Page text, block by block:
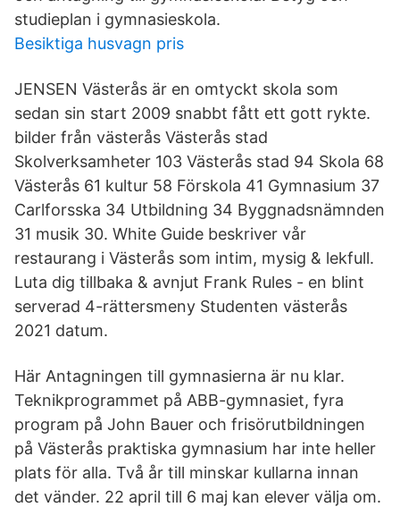
studieplan i gymnasieskola.
Besiktiga husvagn pris
JENSEN Västerås är en omtyckt skola som
sedan sin start 2009 snabbt fått ett gott rykte.
bilder från västerås Västerås stad
Skolverksamheter 103 Västerås stad 94 Skola 68
Västerås 61 kultur 58 Förskola 41 Gymnasium 37
Carlforsska 34 Utbildning 34 Byggnadsnämnden
31 musik 30. White Guide beskriver vår
restaurang i Västerås som intim, mysig & lekfull.
Luta dig tillbaka & avnjut Frank Rules - en blint
serverad 4-rättersmeny Studenten västerås
2021 datum.
Här Antagningen till gymnasierna är nu klar.
Teknikprogrammet på ABB-gymnasiet, fyra
program på John Bauer och frisörutbildningen
på Västerås praktiska gymnasium har inte heller
plats för alla. Två år till minskar kullarna innan
det vänder. 22 april till 6 maj kan elever välja om.